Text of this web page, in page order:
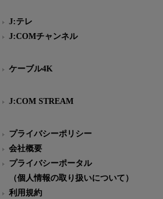
J:テレ
J:COMチャンネル
ケーブル4K
J:COM STREAM
プライバシーポリシー
会社概要
プライバシーポータル
（個人情報の取り扱いについて）
利用規約